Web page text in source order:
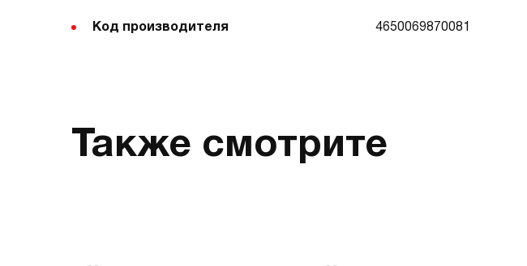
Код производителя 4650069870081
Также смотрите